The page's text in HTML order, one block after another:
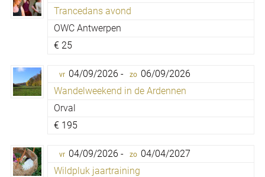
Trancedans avond
OWC Antwerpen
€ 25
vr 04/09/2026 - zo 06/09/2026
Wandelweekend in de Ardennen
Orval
€ 195
vr 04/09/2026 - zo 04/04/2027
Wildpluk jaartraining